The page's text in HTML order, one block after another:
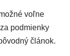
voľne
podmienky
článok.